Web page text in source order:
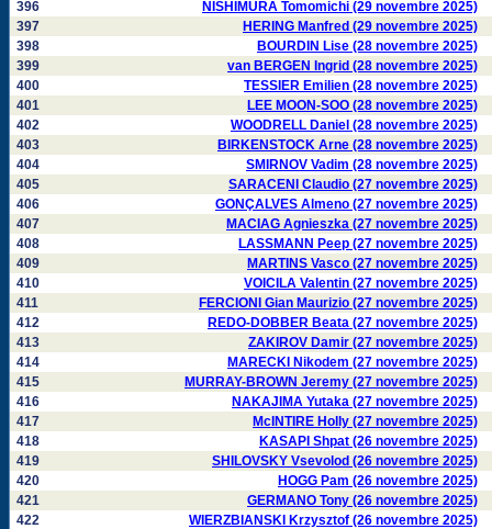
396
NISHIMURA Tomomichi (29 novembre 2025)
397
HERING Manfred (29 novembre 2025)
398
BOURDIN Lise (28 novembre 2025)
399
van BERGEN Ingrid (28 novembre 2025)
400
TESSIER Emilien (28 novembre 2025)
401
LEE MOON-SOO (28 novembre 2025)
402
WOODRELL Daniel (28 novembre 2025)
403
BIRKENSTOCK Arne (28 novembre 2025)
404
SMIRNOV Vadim (28 novembre 2025)
405
SARACENI Claudio (27 novembre 2025)
406
GONÇALVES Almeno (27 novembre 2025)
407
MACIAG Agnieszka (27 novembre 2025)
408
LASSMANN Peep (27 novembre 2025)
409
MARTINS Vasco (27 novembre 2025)
410
VOICILA Valentin (27 novembre 2025)
411
FERCIONI Gian Maurizio (27 novembre 2025)
412
REDO-DOBBER Beata (27 novembre 2025)
413
ZAKIROV Damir (27 novembre 2025)
414
MARECKI Nikodem (27 novembre 2025)
415
MURRAY-BROWN Jeremy (27 novembre 2025)
416
NAKAJIMA Yutaka (27 novembre 2025)
417
McINTIRE Holly (27 novembre 2025)
418
KASAPI Shpat (26 novembre 2025)
419
SHILOVSKY Vsevolod (26 novembre 2025)
420
HOGG Pam (26 novembre 2025)
421
GERMANO Tony (26 novembre 2025)
422
WIERZBIANSKI Krzysztof (26 novembre 2025)